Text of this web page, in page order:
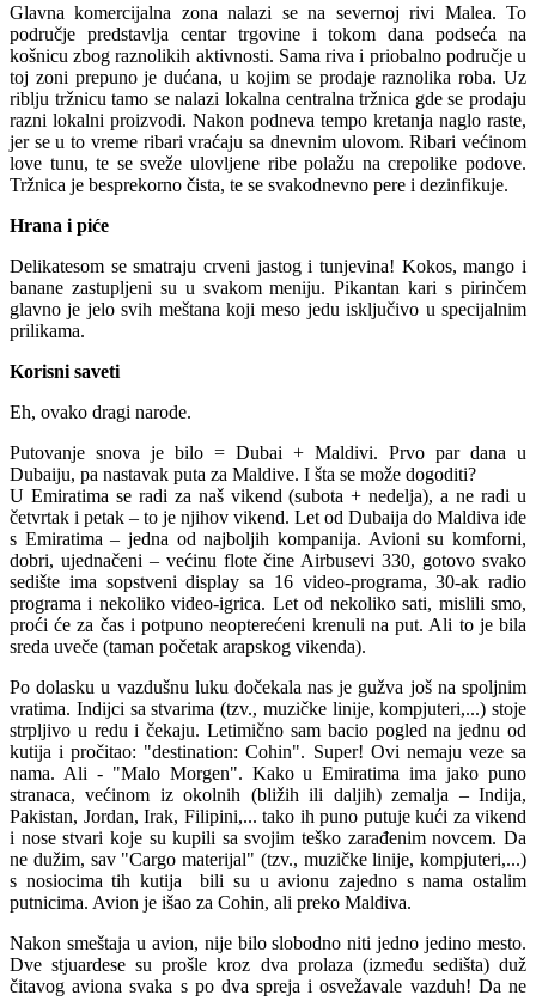
Glavna komercijalna zona nalazi se na severnoj rivi Malea. To
područje predstavlja centar trgovine i tokom dana podseća na
košnicu zbog raznolikih aktivnosti. Sama riva i priobalno područje u
toj zoni prepuno je dućana, u kojim se prodaje raznolika roba. Uz
riblju tržnicu tamo se nalazi lokalna centralna tržnica gde se prodaju
razni lokalni proizvodi. Nakon podneva tempo kretanja naglo raste,
jer se u to vreme ribari vraćaju sa dnevnim ulovom. Ribari većinom
love tunu, te se sveže ulovljene ribe polažu na crepolike podove.
Tržnica je besprekorno čista, te se svakodnevno pere i dezinfikuje.
Hrana i piće
Delikatesom se smatraju crveni jastog i tunjevina! Kokos, mango i
banane zastupljeni su u svakom meniju. Pikantan kari s pirinčem
glavno je jelo svih meštana koji meso jedu isključivo u specijalnim
prilikama.
Korisni saveti
Eh, ovako dragi narode.
Putovanje snova je bilo = Dubai + Maldivi. Prvo par dana u
Dubaiju, pa nastavak puta za Maldive. I šta se može dogoditi?
U Emiratima se radi za naš vikend (subota + nedelja), a ne radi u
četvrtak i petak – to je njihov vikend. Let od Dubaija do Maldiva ide
s Emiratima – jedna od najboljih kompanija. Avioni su komforni,
dobri, ujednačeni – većinu flote čine Airbusevi 330, gotovo svako
sedište ima sopstveni display sa 16 video-programa, 30-ak radio
programa i nekoliko video-igrica. Let od nekoliko sati, mislili smo,
proći će za čas i potpuno neopterećeni krenuli na put. Ali to je bila
sreda uveče (taman početak arapskog vikenda).
Po dolasku u vazdušnu luku dočekala nas je gužva još na spoljnim
vratima. Indijci sa stvarima (tzv., muzičke linije, kompjuteri,...) stoje
strpljivo u redu i čekaju. Letimično sam bacio pogled na jednu od
kutija i pročitao: "destination: Cohin". Super! Ovi nemaju veze sa
nama. Ali - "Malo Morgen". Kako u Emiratima ima jako puno
stranaca, većinom iz okolnih (bližih ili daljih) zemalja – Indija,
Pakistan, Jordan, Irak, Filipini,... tako ih puno putuje kući za vikend
i nose stvari koje su kupili sa svojim teško zarađenim novcem. Da
ne dužim, sav "Cargo materijal" (tzv., muzičke linije, kompjuteri,...)
s nosiocima tih kutija bili su u avionu zajedno s nama ostalim
putnicima. Avion je išao za Cohin, ali preko Maldiva.
Nakon smeštaja u avion, nije bilo slobodno niti jedno jedino mesto.
Dve stjuardese su prošle kroz dva prolaza (između sedišta) duž
čitavog aviona svaka s po dva spreja i osvežavale vazduh! Da ne